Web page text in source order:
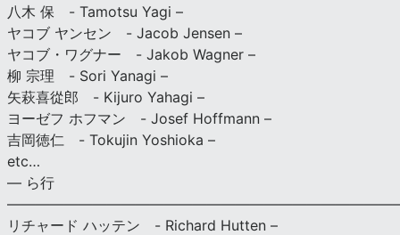
八木 保 - Tamotsu Yagi –
ヤコブ ヤンセン - Jacob Jensen –
ヤコブ・ワグナー - Jakob Wagner –
柳 宗理 - Sori Yanagi –
矢萩喜從郎 - Kijuro Yahagi –
ヨーゼフ ホフマン - Josef Hoffmann –
吉岡徳仁 - Tokujin Yoshioka –
etc…
— ら行
リチャード ハッテン - Richard Hutten –